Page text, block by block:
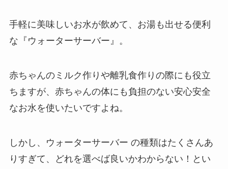
手軽に美味しいお水が飲めて、お湯も出せる便利
な『ウォーターサーバー』。
赤ちゃんのミルク作りや離乳食作りの際にも役立
ちますが、赤ちゃんの体にも負担のない安心安全
なお水を使いたいですよね。
しかし、ウォーターサーバー の種類はたくさんあ
りすぎて、どれを選べば良いかわからない！とい